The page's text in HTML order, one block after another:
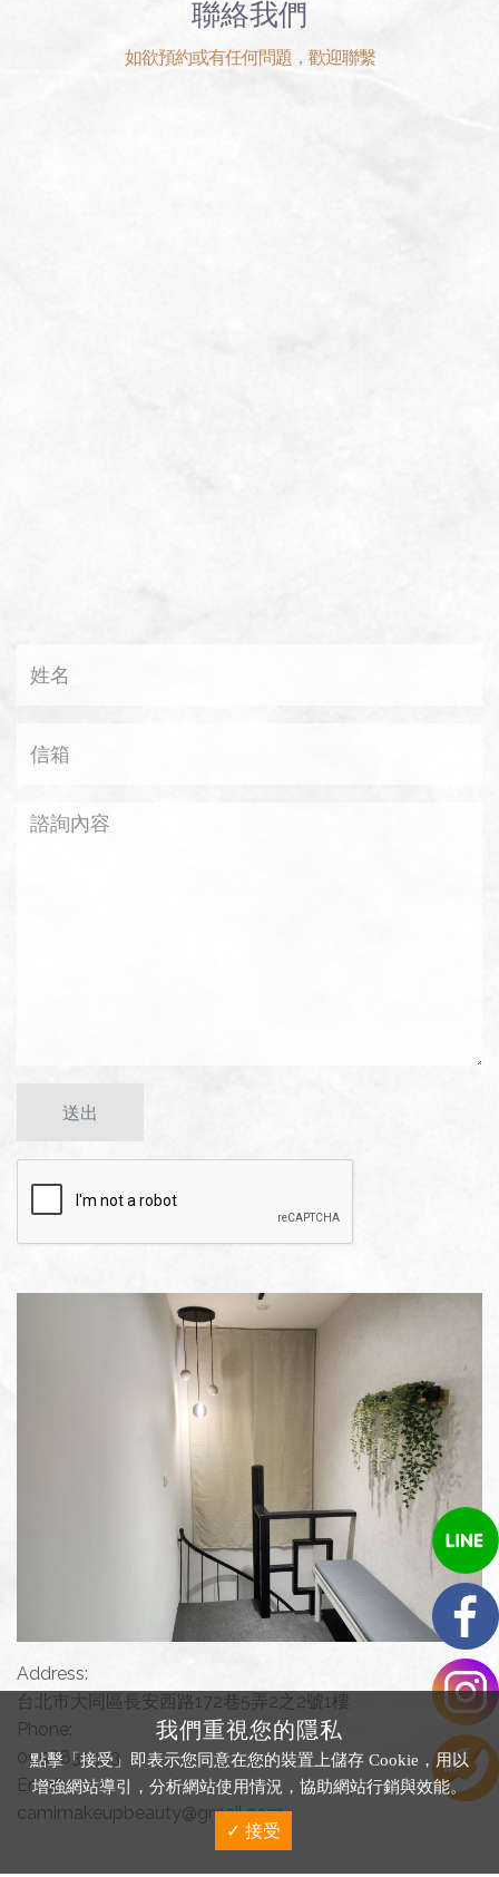
聯絡我們
如欲預約或有任何問題，歡迎聯繫
Message
Address:
台北市大同區長安西路172巷5弄2之2號1樓
Phone:
0958831933
Email:
camimakeupbeauty@gmail.com
我們重視您的隱私
點擊「接受」即表示您同意在您的裝置上儲存 Cookie，用以
增強網站導引，分析網站使用情況，協助網站行銷與效能。
✓ 接受